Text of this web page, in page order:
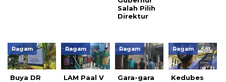
Salah Pilih
Direktur
Ragam
Buya DR
Ragam
LAM Paal V
Ragam
Gara-gara
Ragam
Kedubes